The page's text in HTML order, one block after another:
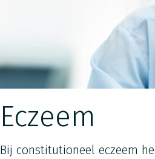
Eczeem
Bij constitutioneel eczeem